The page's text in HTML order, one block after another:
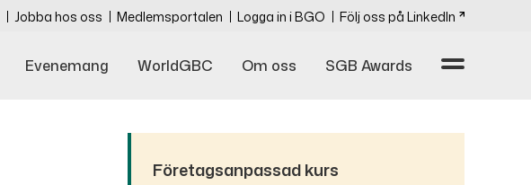
Jobba hos oss Medlemsportalen Logga in i BGO Följ oss på LinkedIn
Evenemang WorldGBC Om oss SGB Awards
Företagsanpassad kurs